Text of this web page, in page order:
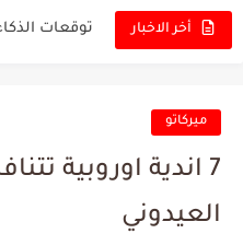
أخر الاخبار
ميركاتو
7 اندية اوروبية
العيدوني